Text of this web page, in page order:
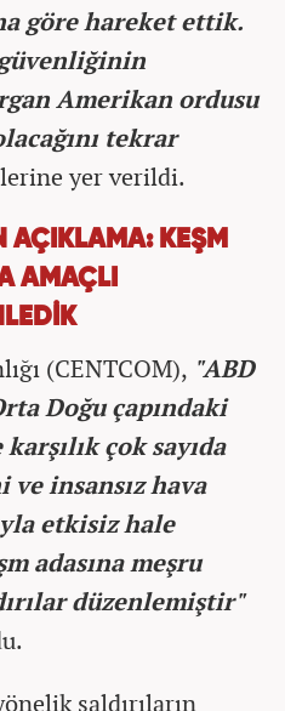
göre hareket ettik.
güvenliğinin
Amerikan ordusu
tekrar
yer verildi.
AÇIKLAMA: KEŞM
AMAÇLI
(CENTCOM), "ABD
Doğu çapındaki
çok sayıda
insansız hava
etkisiz hale
adasına meşru
düzenlemiştir"
saldırıların